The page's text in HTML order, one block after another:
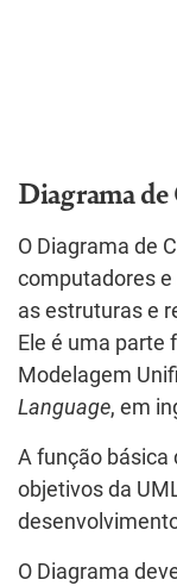
Diagrama de
O Diagrama de
computadores
as estruturas e
Ele é uma parte
Modelagem
Language, em
A função básica
objetivos da
O Diagrama